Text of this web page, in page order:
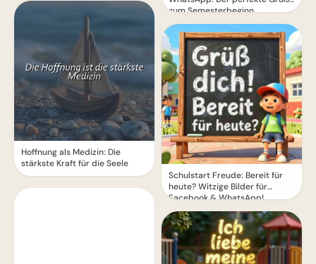
Hoffnung als Medizin: Die
stärkste Kraft für die Seele
zum Semesterbeginn
Schulstart Freude: Bereit für
heute? Witzige Bilder für
Facebook & WhatsApp!